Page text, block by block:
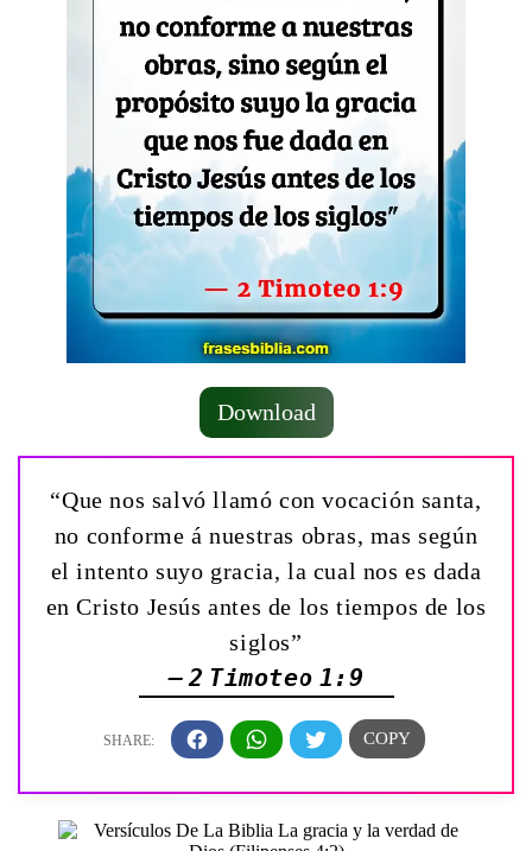
Download
“Que nos salvó llamó con vocación santa,
no conforme á nuestras obras, mas según
el intento suyo gracia, la cual nos es dada
en Cristo Jesús antes de los tiempos de los
siglos”
— 2 Timoteo 1:9